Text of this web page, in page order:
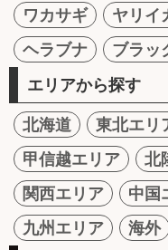
ワカサギ
ヤリイ
ヘラブナ
ブラッ
エリアから探す
北海道 東北エリ
甲信越エリア
北
関西エリア
中国
九州エリア
海外